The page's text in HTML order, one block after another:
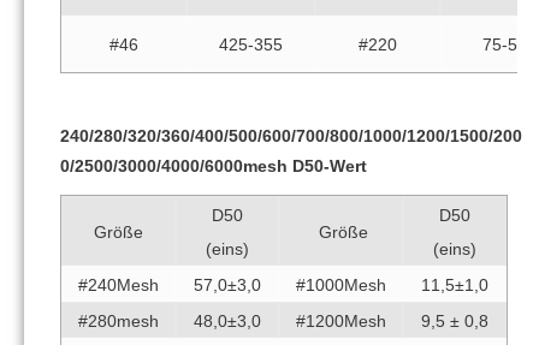
#46 425-355 #220 75-53
240/280/320/360/400/500/600/700/800/1000/1200/1500/200
0/2500/3000/4000/6000mesh D50-Wert
Größe
D50
(eins)
Größe
D50
(eins)
#240Mesh
57,0±3,0 #1000Mesh
11,5±1,0
#280mesh
48,0±3,0 #1200Mesh
9,5 ± 0,8